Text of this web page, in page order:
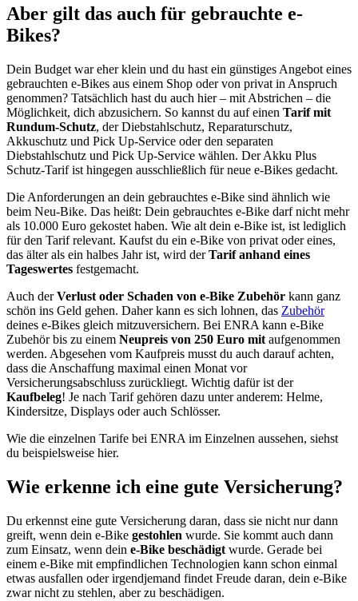
Aber gilt das auch für gebrauchte e-
Bikes?
Dein Budget war eher klein und du hast ein günstiges Angebot eines
gebrauchten e-Bikes aus einem Shop oder von privat in Anspruch
genommen? Tatsächlich hast du auch hier – mit Abstrichen – die
Möglichkeit, dich abzusichern. So kannst du auf einen Tarif mit
Rundum-Schutz, der Diebstahlschutz, Reparaturschutz,
Akkuschutz und Pick Up-Service oder den separaten
Diebstahlschutz und Pick Up-Service wählen. Der Akku Plus
Schutz-Tarif ist hingegen ausschließlich für neue e-Bikes gedacht.
Die Anforderungen an dein gebrauchtes e-Bike sind ähnlich wie
beim Neu-Bike. Das heißt: Dein gebrauchtes e-Bike darf nicht mehr
als 10.000 Euro gekostet haben. Wie alt dein e-Bike ist, ist lediglich
für den Tarif relevant. Kaufst du ein e-Bike von privat oder eines,
das älter als ein halbes Jahr ist, wird derTarif anhand eines
Tageswertes festgemacht.
Auch derVerlust oder Schaden von e-Bike Zubehör kann ganz
schön ins Geld gehen. Daher kann es sich lohnen, das Zubehör
deines e-Bikes gleich mitzuversichern. Bei ENRA kann e-Bike
Zubehör bis zu einem Neupreis von 250 Euro mit aufgenommen
werden. Abgesehen vom Kaufpreis musst du auch darauf achten,
dass die Anschaffung maximal einen Monat vor
Versicherungsabschluss zurückliegt. Wichtig dafür ist der
Kaufbeleg! Je nach Tarif gehören dazu unter anderem: Helme,
Kindersitze, Displays oder auch Schlösser.
Wie die einzelnen Tarife bei ENRA im Einzelnen aussehen, siehst
du beispielsweise hier.
Wie erkenne ich eine gute Versicherung?
Du erkennst eine gute Versicherung daran, dass sie nicht nur dann
greift, wenn dein e-Bike gestohlen wurde. Sie kommt auch dann
zum Einsatz, wenn dein e-Bike beschädigt wurde. Gerade bei
einem e-Bike mit empfindlichen Technologien kann schon einmal
etwas ausfallen oder irgendjemand findet Freude daran, dein e-Bike
zwar nicht zu stehlen, aber zu beschädigen.